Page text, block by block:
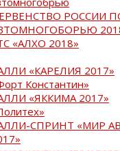
РОССИИ
«АЛХО 2018»
«КАРЕЛИЯ 2017»
Константин»
«ЯККИМА 2017»
СПРИНТ «МИР